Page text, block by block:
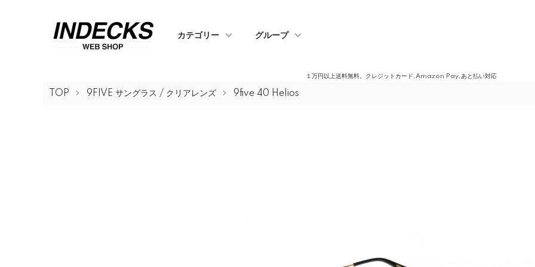
１万円以上送料無料。クレジットカード,Amazon Pay,あと払い対応
カテゴリー グループ
TOP 9FIVE サングラス / クリアレンズ 9five 40 Helios